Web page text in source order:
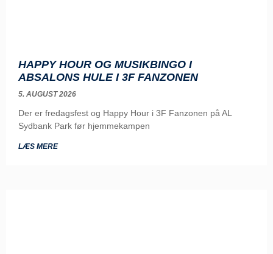
HAPPY HOUR OG MUSIKBINGO I
ABSALONS HULE I 3F FANZONEN
5. AUGUST 2026
Der er fredagsfest og Happy Hour i 3F Fanzonen på AL
Sydbank Park før hjemmekampen
LÆS MERE